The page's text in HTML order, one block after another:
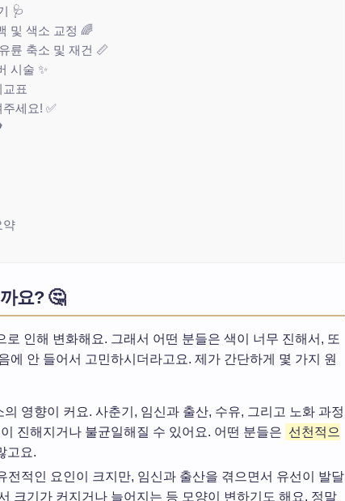
🩺
및 색소 교정 🌈
륜 축소 및 재건 📏
시술 ✨
교표
세요! ✅
약
요? 🤔
로 인해 변화해요. 그래서 어떤 분들은 색이 너무 진해서, 또
에 안 들어서 고민하시더라고요. 제가 간단하게 몇 가지 원
의 영향이 커요. 사춘기, 임신과 출산, 수유, 그리고 노화 과정
진해지거나 불균일해질 수 있어요. 어떤 분들은 선천적으
고요.
전적인 요인이 크지만, 임신과 출산을 겪으면서 유선이 발달
크기가 커지거나 늘어지는 등 모양이 변하기도 해요. 정말